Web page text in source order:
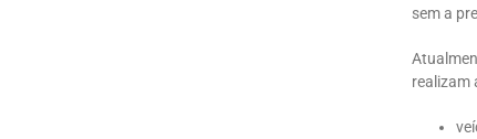
sem a
realizam